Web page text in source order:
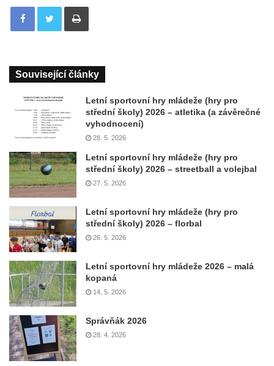
Tisknout
Související články
Letní sportovní hry mládeže (hry pro
střední školy) 2026 – atletika (a závěrečné
vyhodnocení)
28. 5. 2026
Letní sportovní hry mládeže (hry pro
střední školy) 2026 – streetball a volejbal
27. 5. 2026
Letní sportovní hry mládeže (hry pro
střední školy) 2026 – florbal
26. 5. 2026
Letní sportovní hry mládeže 2026 – malá
kopaná
14. 5. 2026
Správňák 2026
28. 4. 2026